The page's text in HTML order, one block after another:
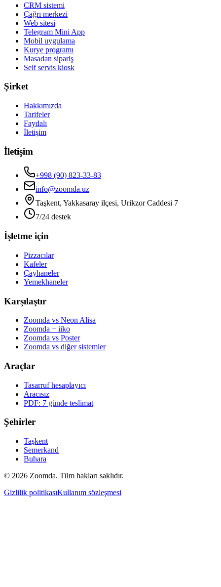
CRM sistemi
Çağrı merkezi
Web sitesi
Telegram Mini App
Mobil uygulama
Kurye programı
Masadan sipariş
Self servis kiosk
Şirket
Hakkımızda
Tarifeler
Faydalı
İletişim
İletişim
+998 (90) 823-33-83
info@zoomda.uz
Taşkent, Yakkasaray ilçesi, Urikzor Caddesi 7
7/24 destek
İşletme için
Pizzacılar
Kafeler
Çayhaneler
Yemekhaneler
Karşılaştır
Zoomda vs Neon Alisa
Zoomda + iiko
Zoomda vs Poster
Zoomda vs diğer sistemler
Araçlar
Tasarruf hesaplayıcı
Aracısız
PDF: 7 günde teslimat
Şehirler
Taşkent
Semerkand
Buhara
© 2026 Zoomda. Tüm hakları saklıdır.
Gizlilik politikasıKullanım sözleşmesi